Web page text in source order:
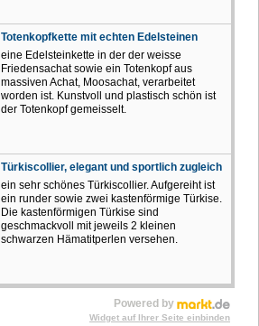
Totenkopfkette mit echten Edelsteinen
eine Edelsteinkette in der der weisse
Friedensachat sowie ein Totenkopf aus
massiven Achat, Moosachat, verarbeitet
worden ist. Kunstvoll und plastisch schön ist
der Totenkopf gemeisselt.
Türkiscollier, elegant und sportlich zugleich
ein sehr schönes Türkiscollier. Aufgereiht ist
ein runder sowie zwei kastenförmige Türkise.
Die kastenförmigen Türkise sind
geschmackvoll mit jeweils 2 kleinen
schwarzen Hämatitperlen versehen.
Powered by
Widget auf Ihrer Seite einbinden